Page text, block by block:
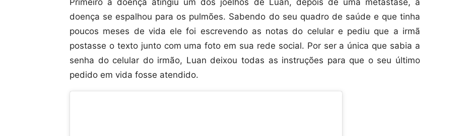
Primeiro a doença atingiu um dos joelhos de Luan, depois de uma metástase, a
doença se espalhou para os pulmões. Sabendo do seu quadro de saúde e que tinha
poucos meses de vida ele foi escrevendo as notas do celular e pediu que a irmã
postasse o texto junto com uma foto em sua rede social. Por ser a única que sabia a
senha do celular do irmão, Luan deixou todas as instruções para que o seu último
pedido em vida fosse atendido.